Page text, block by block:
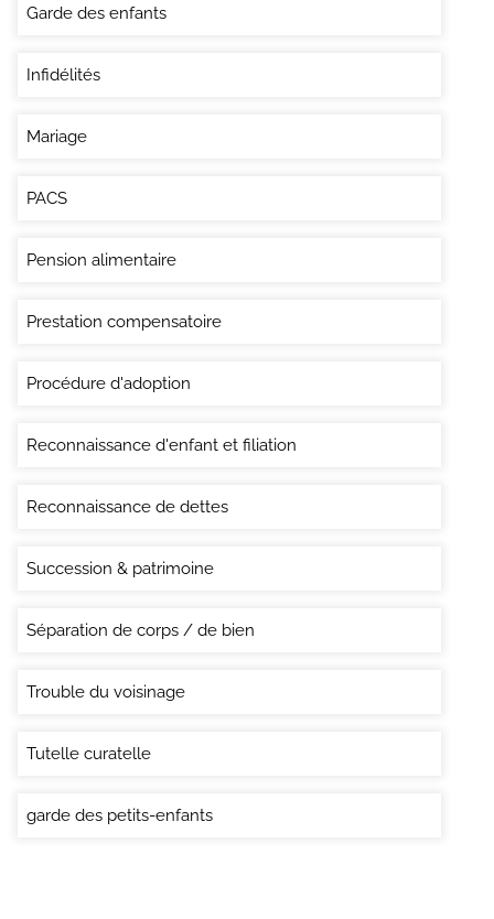
Garde des enfants
Infidélités
Mariage
PACS
Pension alimentaire
Prestation compensatoire
Procédure d'adoption
Reconnaissance d'enfant et filiation
Reconnaissance de dettes
Succession & patrimoine
Séparation de corps / de bien
Trouble du voisinage
Tutelle curatelle
garde des petits-enfants